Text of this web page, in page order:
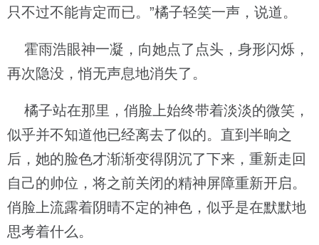
只不过不能肯定而已。”橘子轻笑一声，说道。
霍雨浩眼神一凝，向她点了点头，身形闪烁，
再次隐没，悄无声息地消失了。
橘子站在那里，俏脸上始终带着淡淡的微笑，
似乎并不知道他已经离去了似的。直到半晌之
后，她的脸色才渐渐变得阴沉了下来，重新走回
自己的帅位，将之前关闭的精神屏障重新开启。
俏脸上流露着阴晴不定的神色，似乎是在默默地
思考着什么。